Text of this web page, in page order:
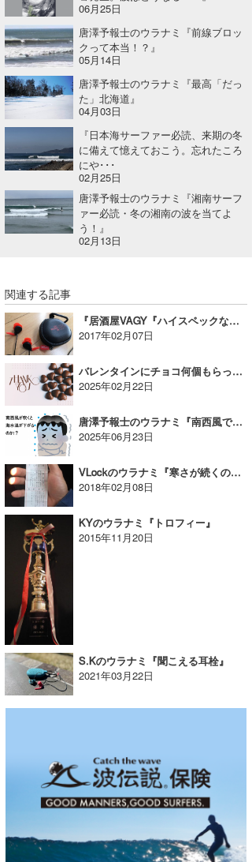
06月25日
唐澤予報士のウラナミ『前線ブロッ
クって本当！？』
05月14日
唐澤予報士のウラナミ『最高「だっ
た」北海道』
04月03日
『日本海サーファー必読、来期の冬
に備えて憶えておこう。忘れたころ
にや･･･
02月25日
唐澤予報士のウラナミ『湘南サーフ
ァー必読・冬の湘南の波を当てよ
う！』
02月13日
関連する記事
『居酒屋VAGY『ハイスペックな耳栓を買ってみた件』
2017年02月07日
バレンタインにチョコ何個もらった？|YUKI☆のウラナミ
2025年02月22日
唐澤予報士のウラナミ『南西風で千葉の海水温が下がる理由』
2025年06月23日
VLockのウラナミ『寒さが続くのでHotなガールズサーファーをまとめてみました〜笑』
2018年02月08日
KYのウラナミ『トロフィー』
2015年11月20日
S.Kのウラナミ『聞こえる耳栓』
2021年03月22日
wanda
予報士 hiro.
banpaku
Mr.K
chappy
Romisea